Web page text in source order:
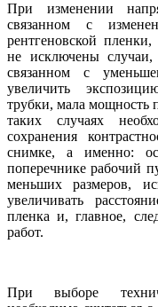
При изменении
связанном с
рентгеновской
не исключены
связанном с
увеличить
трубки, мала мощность
таких случаях
сохранения
снимке, а именно:
поперечнике рабочий
меньших размеров,
увеличивать
пленка и, главное,
работ.
При выборе